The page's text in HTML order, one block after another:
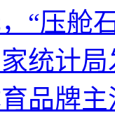
“压舱
统计
品牌